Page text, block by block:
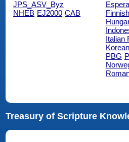
JPS_ASV_Byz
NHEB EJ2000 CAB
Italian
Korean
PBG
Treasury of Scripture